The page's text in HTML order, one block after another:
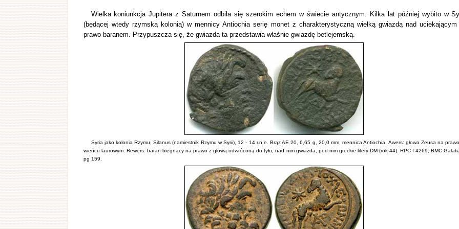
Wielka koniunkcja Jupitera z Saturnem odbiła się szerokim echem w świecie antycznym. Kilka lat później wybito w
(będącej wtedy rzymską kolonią) w mennicy Antiochia serię monet z charakterystyczną wielką gwiazdą nad
prawo baranem. Przypuszcza się, że gwiazda ta przedstawia właśnie gwiazdę betlejemską.
Syria jako kolonia Rzymu, Silanus (namiestnik Rzymu w Syrii), 12 - 14 r.n.e. Brąz AE 20, 6,65 g, 20,0 mm, mennica Antiochia. Awers: głowa Zeusa na
wieńcu laurowym. Rewers: baran biegnący na prawo z głową odwróconą do tyłu, nad nim gwiazda, pod nim greckie litery DM (rok 44). RPC I 4269; BMC
pg 159.